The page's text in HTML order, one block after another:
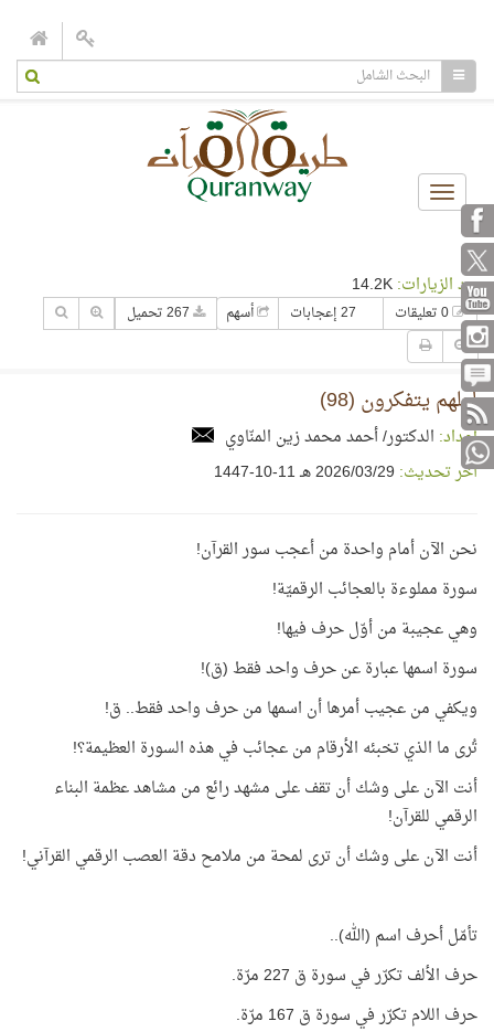
Toggle
navigation
عدد الزيارات:
27 إعجابات أسهم
لعلهم يتفكرون (98)
إعداد: الدكتور/ أحمد محمد زين المنّاوي
آخر تحديث: 29‏/03‏/2026 هـ 11-10-1447
نحن الآن أمام واحدة من أعجب سور القرآن!
سورة مملوءة بالعجائب الرقميّة!
وهي عجيبة من أوّل حرف فيها!
سورة اسمها عبارة عن حرف واحد فقط (ق)!
ويكفي من عجيب أمرها أن اسمها من حرف واحد فقط.. ق!
تُرى ما الذي تخبئه الأرقام من عجائب في هذه السورة العظيمة؟!
أنت الآن على وشك أن تقف على مشهد رائع من مشاهد عظمة البناء
الرقمي للقرآن!
أنت الآن على وشك أن ترى لمحة من ملامح دقة العصب الرقمي القرآني!
تأمّل أحرف اسم (الله)..
حرف الألف تكرّر في سورة ق 227 مرّة.
حرف اللام تكرّر في سورة ق 167 مرّة.